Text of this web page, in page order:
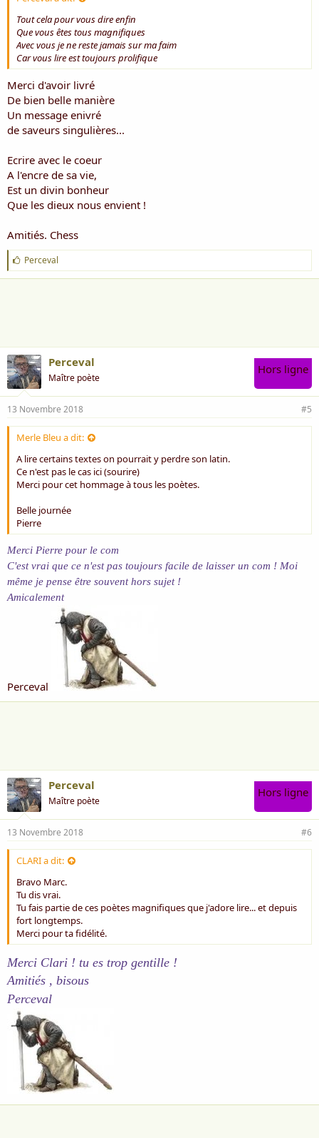
Tout cela pour vous dire enfin
Que vous êtes tous magnifiques
Avec vous je ne reste jamais sur ma faim
Car vous lire est toujours prolifique
Merci d'avoir livré
De bien belle manière
Un message enivré
de saveurs singulières...
Ecrire avec le coeur
A l'encre de sa vie,
Est un divin bonheur
Que les dieux nous envient !
Amitiés. Chess
J
'
a
Perceval
Perceval
Maître poète
Hors ligne
13 Novembre 2018 #5
Merle Bleu a dit:
A lire certains textes on pourrait y perdre son latin.
Ce n'est pas le cas ici (sourire)
Merci pour cet hommage à tous les poètes.
Belle journée
Pierre
Merci Pierre pour le com
C'est vrai que ce n'est pas toujours facile de laisser un com ! Moi
même je pense être souvent hors sujet !
Amicalement
Perceval
Perceval
Maître poète
Hors ligne
13 Novembre 2018 #6
CLARI a dit:
Bravo Marc.
Tu dis vrai.
Tu fais partie de ces poètes magnifiques que j'adore lire... et depuis
fort longtemps.
Merci pour ta fidélité.
Merci Clari ! tu es trop gentille !
Amitiés , bisous
Perceval